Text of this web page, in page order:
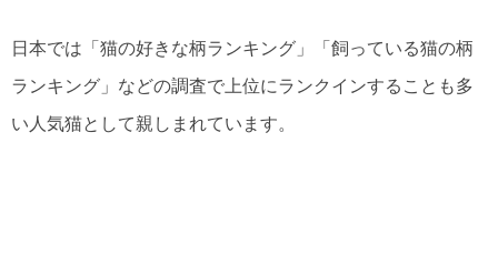
日本では「猫の好きな柄ランキング」「飼っている猫の柄
ランキング」などの調査で上位にランクインすることも多
い人気猫として親しまれています。